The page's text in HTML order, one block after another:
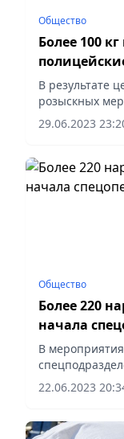
Общество
Более 100
В результате
розыскных
по
задержали
29.06.2023
Общество
Более 220
начала
В
Минобороны. С
применяются
22.06.2023